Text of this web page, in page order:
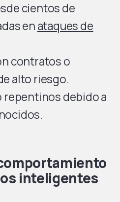
cientos de
enataques de
contratos o
alto riesgo.
repentinos debido a
inteligentes